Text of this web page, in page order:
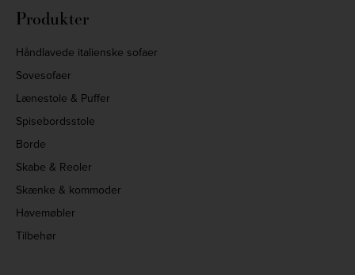
Produkter
Håndlavede italienske sofaer
Sovesofaer
Lænestole & Puffer
Spisebordsstole
Borde
Skabe & Reoler
Skænke & kommoder
Havemøbler
Tilbehør